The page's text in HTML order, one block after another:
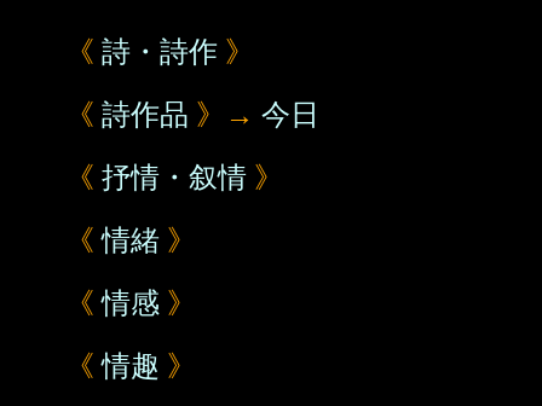
《 詩・詩作 》
《 詩作品 》→ 今日
《 抒情・叙情 》
《情緒 》
《情感 》
《情趣 》